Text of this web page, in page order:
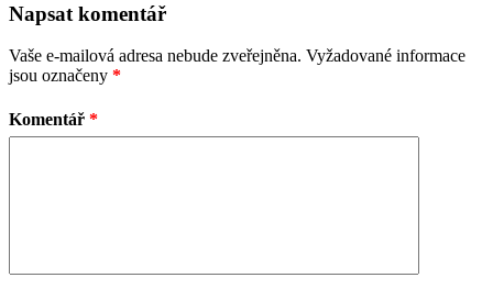
Napsat komentář
Vaše e-mailová adresa nebude zveřejněna. Vyžadované informace
jsou označeny *
Komentář *